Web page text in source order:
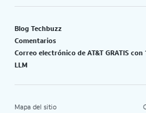
Blog Techbuzz
Comentarios
Correo electrónico de AT&T GRATIS
LLM
Mapa del sitio